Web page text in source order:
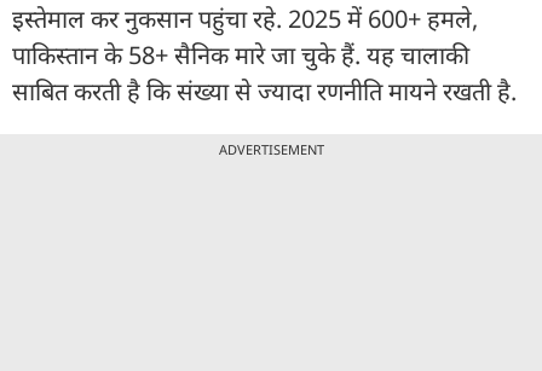
इस्तेमाल कर नुकसान पहुंचा रहे. 2025 में 600+ हमले,
पाकिस्तान के 58+ सैनिक मारे जा चुके हैं. यह चालाकी
साबित करती है कि संख्या से ज्यादा रणनीति मायने रखती है.
ADVERTISEMENT